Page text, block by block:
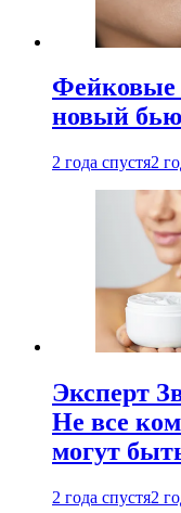
Фейковые
новый
2 года спустя2
Эксперт
Не все
могут
2 года спустя2